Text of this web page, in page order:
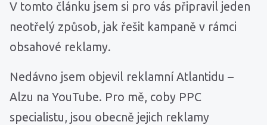
V tomto článku jsem si pro vás připravil jeden
neotřelý způsob, jak řešit kampaně v rámci
obsahové reklamy.
Nedávno jsem objevil reklamní Atlantidu –
Alzu na YouTube. Pro mě, coby PPC
specialistu, jsou obecně jejich reklamy